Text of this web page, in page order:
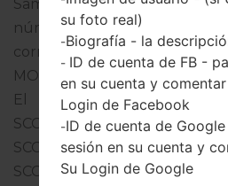
Samsung Galaxy S20 5G,
número de modelo de su
corresponde al número
MODEL%. El código del
El producto viene
SCG01KDU1CVC2
SCG01KDU1CVC2. La
su foto real)
-Biografía - la
- ID de cuenta de FB -
en su cuenta y
Login de Facebook
-ID de cuenta de
sesión en su cuenta y
Su Login de Google